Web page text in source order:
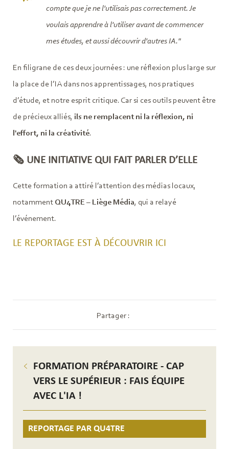
FORMATION PRÉPARATOIRE - CAP
VERS LE SUPÉRIEUR : FAIS ÉQUIPE
AVEC L'IA !
REPORTAGE PAR QU4TRE
compte que je ne l'utilisais pas correctement. Je
voulais apprendre à l'utiliser avant de commencer
mes études, et aussi découvrir d'autres IA."
En filigrane de ces deux journées : une réflexion plus large sur
la place de l’IA dans nos apprentissages, nos pratiques
d’étude, et notre esprit critique. Car si ces outils peuvent être
de précieux alliés, ils ne remplacent ni la réflexion, ni
l'effort, ni la créativité.
🗞️ UNE INITIATIVE QUI FAIT PARLER D’ELLE
Cette formation a attiré l’attention des médias locaux,
notamment QU4TRE – Liège Média, qui a relayé
l’événement.
LE REPORTAGE EST À DÉCOUVRIR ICI
Partager :